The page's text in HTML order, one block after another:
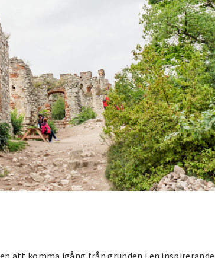
att komma igång från grunden i en